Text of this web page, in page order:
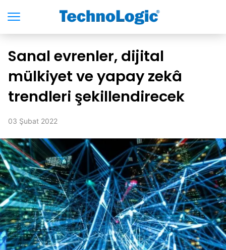
Sanal evrenler, dijital
mülkiyet ve yapay zekâ
trendleri şekillendirecek
03 Şubat 2022